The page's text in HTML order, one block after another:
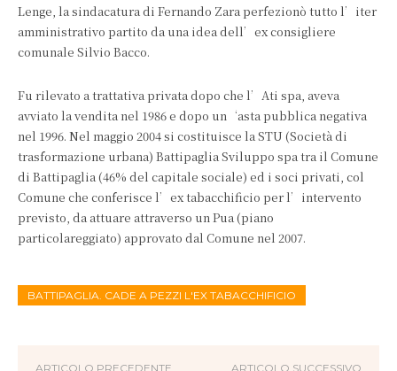
Lenge, la sindacatura di Fernando Zara perfezionò tutto l’iter
amministrativo partito da una idea dell’ex consigliere
comunale Silvio Bacco.
Fu rilevato a trattativa privata dopo che l’Ati spa, aveva
avviato la vendita nel 1986 e dopo un‘asta pubblica negativa
nel 1996. Nel maggio 2004 si costituisce la STU (Società di
trasformazione urbana) Battipaglia Sviluppo spa tra il Comune
di Battipaglia (46% del capitale sociale) ed i soci privati, col
Comune che conferisce l’ex tabacchificio per l’intervento
previsto, da attuare attraverso un Pua (piano
particolareggiato) approvato dal Comune nel 2007.
BATTIPAGLIA. CADE A PEZZI L'EX TABACCHIFICIO
ARTICOLO PRECEDENTE ARTICOLO SUCCESSIVO